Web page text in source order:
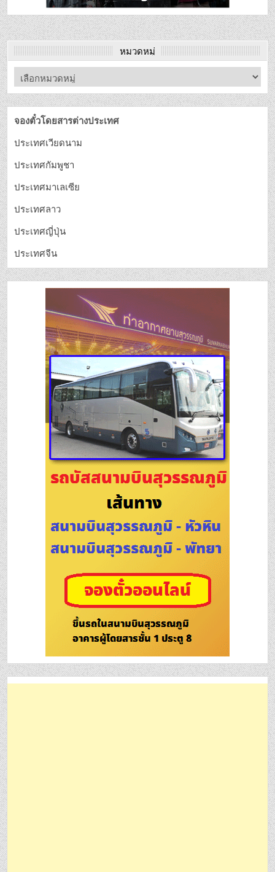
หมวดหมู่
จองตั๋วโดยสารต่างประเทศ
ประเทศเวียดนาม
ประเทศกัมพูชา
ประเทศมาเลเซีย
ประเทศลาว
ประเทศญี่ปุ่น
ประเทศจีน